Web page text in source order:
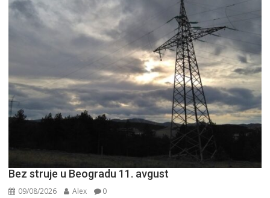
Bez struje u Beogradu 11. avgust
09/08/2026 Alex 0